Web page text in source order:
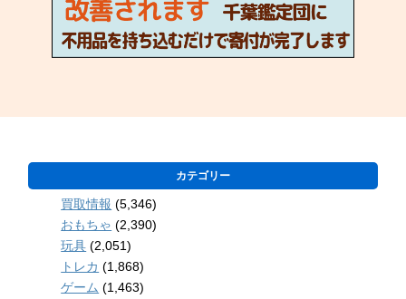
カテゴリー
買取情報 (5,346)
おもちゃ (2,390)
玩具 (2,051)
トレカ (1,868)
ゲーム (1,463)